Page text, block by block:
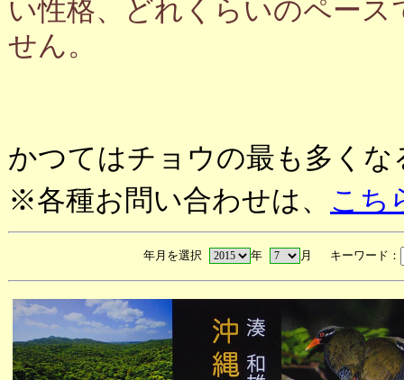
い性格、どれくらいのペー
せん。
かつてはチョウの最も多く
※各種お問い合わせは、 こち
年月を選択 年 月 キーワード：